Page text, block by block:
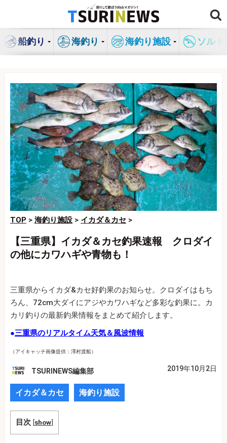
ン
船釣り 海釣り 海釣り施設 ソル
TOP > 海釣り施設 > イカダ＆カセ >
【三重県】イカダ＆カセ釣果速報 クロダイ
の他にカワハギや青物も！
三重県からイカダ&カセ好釣果のお知らせ。クロダイはもち
ろん、72cm大ダイにアジやカワハギなど多彩な釣果に。カ
カリ釣りの最新釣果情報をまとめて紹介します。
●三重県のリアルタイム天気＆風波情報
（アイキャッチ画像提供：澤村渡船）
TSURINEWS編集部 2019年10月2日
イカダ＆カセ 海釣り施設
目次 [show]